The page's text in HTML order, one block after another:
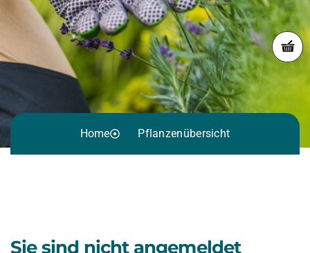
Home Pflanzenübersicht
Sie sind nicht angemeldet